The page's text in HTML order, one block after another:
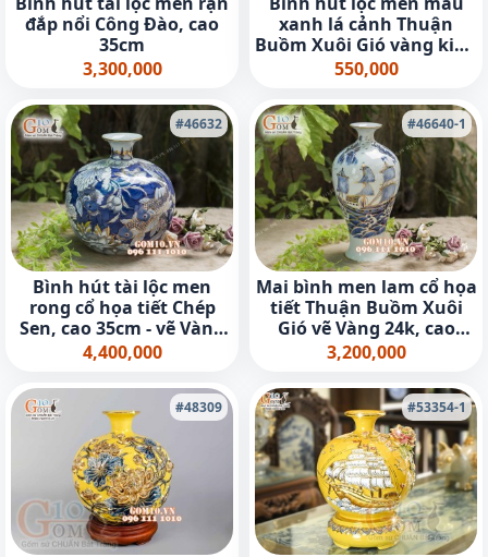
đắp nổi Công Đào, cao
35cm
3,300,000
xanh lá cảnh Thuận
Buồm Xuôi Gió vàng kim,
cao 18cm
550,000
#46632
Bình hút tài lộc men
rong cổ họa tiết Chép
Sen, cao 35cm - vẽ Vàng
24k
4,400,000
#46640-1
Mai bình men lam cổ họa
tiết Thuận Buồm Xuôi
Gió vẽ Vàng 24k, cao
44cm
3,200,000
#48309 #53354-1